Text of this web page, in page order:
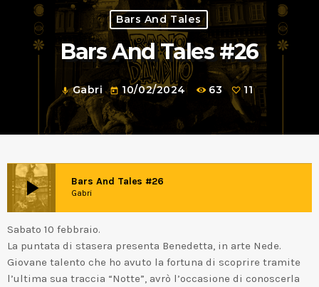
Bars And Tales
Bars And Tales #26
mic Gabri today 10/02/2024 63 11
play_arrow Bars And Tales #26
Gabri
Sabato 10 febbraio.
La puntata di stasera presenta Benedetta, in arte Nede.
Giovane talento che ho avuto la fortuna di scoprire tramite
l’ultima sua traccia “Notte”, avrò l’occasione di conoscerla